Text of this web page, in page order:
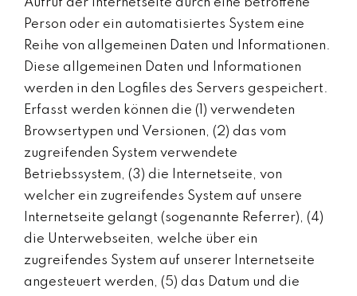
Aufruf der Internetseite durch eine betroffene
Person oder ein automatisiertes System eine
Reihe von allgemeinen Daten und Informationen.
Diese allgemeinen Daten und Informationen
werden in den Logfiles des Servers gespeichert.
Erfasst werden können die (1) verwendeten
Browsertypen und Versionen, (2) das vom
zugreifenden System verwendete
Betriebssystem, (3) die Internetseite, von
welcher ein zugreifendes System auf unsere
Internetseite gelangt (sogenannte Referrer), (4)
die Unterwebseiten, welche über ein
zugreifendes System auf unserer Internetseite
angesteuert werden, (5) das Datum und die